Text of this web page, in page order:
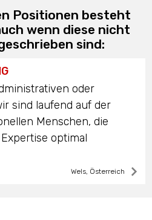
Positionen besteht
wenn diese nicht
sind:
oder
sind laufend auf der
Menschen, die
optimal
Wels, Österreich